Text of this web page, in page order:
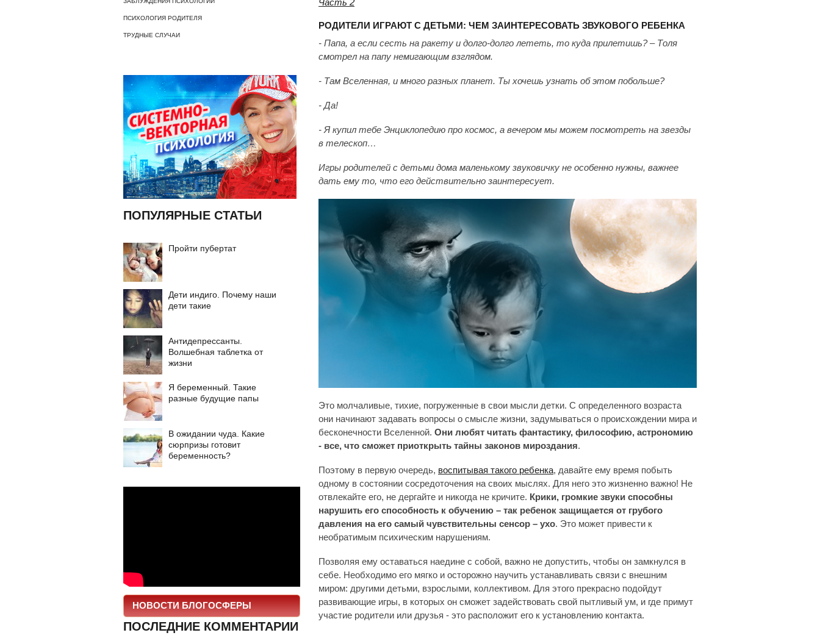
ПСИХОЛОГИЯ РОДИТЕЛЯ
ТРУДНЫЕ СЛУЧАИ
ПОПУЛЯРНЫЕ СТАТЬИ
Пройти пубертат
Дети индиго. Почему наши
дети такие
Антидепрессанты.
Волшебная таблетка от
жизни
Я беременный. Такие
разные будущие папы
В ожидании чуда. Какие
сюрпризы готовит
беременность?
НОВОСТИ БЛОГОСФЕРЫ
ПОСЛЕДНИЕ КОММЕНТАРИИ
Часть 2
РОДИТЕЛИ ИГРАЮТ С ДЕТЬМИ: ЧЕМ ЗАИНТЕРЕСОВАТЬ ЗВУКОВОГО РЕБЕНКА
- Папа, а если сесть на ракету и долго-долго лететь, то куда прилетишь? – Толя
смотрел на папу немигающим взглядом.
- Там Вселенная, и много разных планет. Ты хочешь узнать об этом побольше?
- Да!
- Я купил тебе Энциклопедию про космос, а вечером мы можем посмотреть на звезды
в телескоп…
Игры родителей с детьми дома маленькому звуковичку не особенно нужны, важнее
дать ему то, что его действительно заинтересует.
Это молчаливые, тихие, погруженные в свои мысли детки. С определенного возраста
они начинают задавать вопросы о смысле жизни, задумываться о происхождении мира и
бесконечности Вселенной. Они любят читать фантастику, философию, астрономию
- все, что сможет приоткрыть тайны законов мироздания.
Поэтому в первую очередь, воспитывая такого ребенка, давайте ему время побыть
одному в состоянии сосредоточения на своих мыслях. Для него это жизненно важно! Не
отвлекайте его, не дергайте и никогда не кричите. Крики, громкие звуки способны
нарушить его способность к обучению – так ребенок защищается от грубого
давления на его самый чувствительны сенсор – ухо. Это может привести к
необратимым психическим нарушениям.
Позволяя ему оставаться наедине с собой, важно не допустить, чтобы он замкнулся в
себе. Необходимо его мягко и осторожно научить устанавливать связи с внешним
миром: другими детьми, взрослыми, коллективом. Для этого прекрасно подойдут
развивающие игры, в которых он сможет задействовать свой пытливый ум, и где примут
участие родители или друзья - это расположит его к установлению контакта.